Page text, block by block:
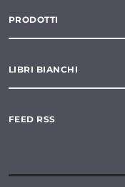
PRODOTTI
LIBRI BIANCHI
FEED RSS